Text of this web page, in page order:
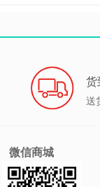
货
送
微信商城